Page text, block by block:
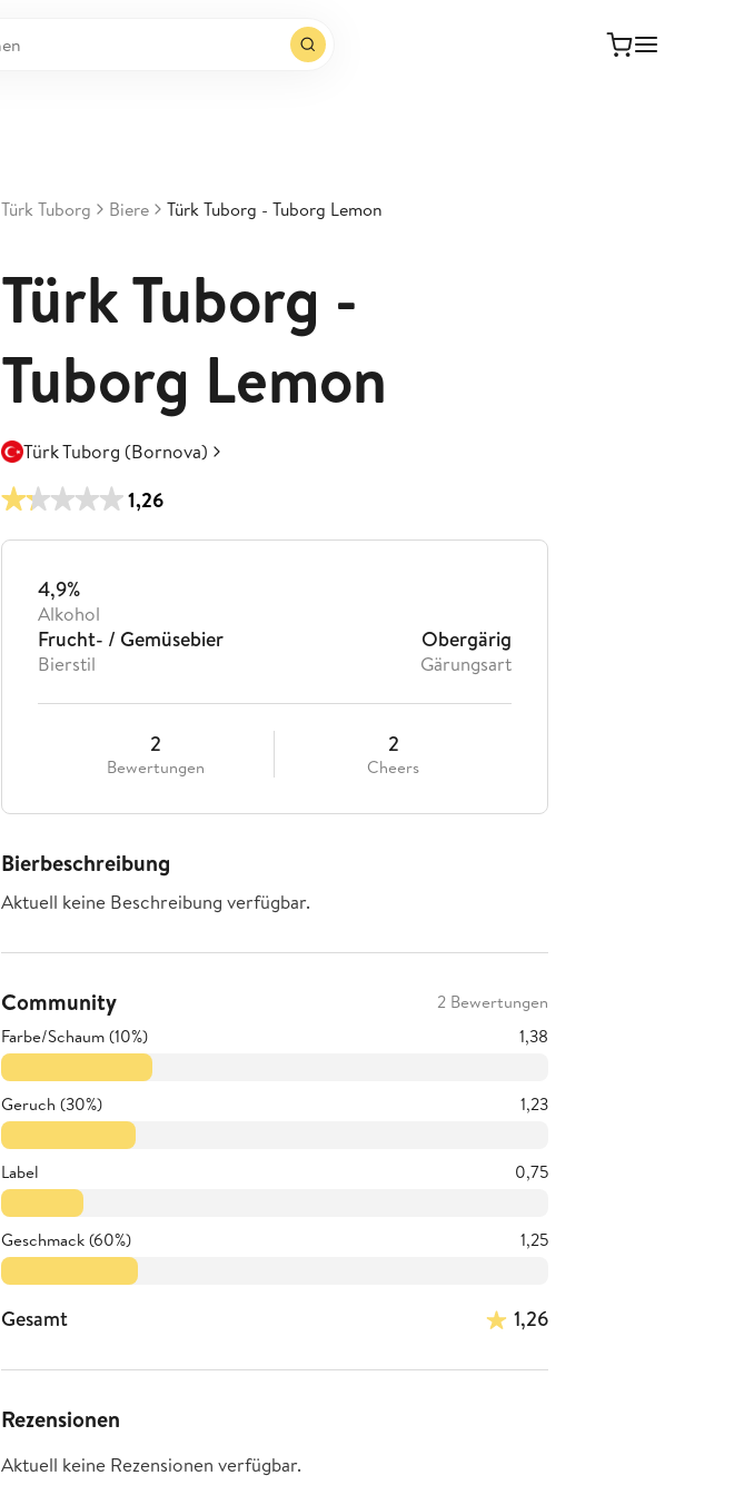
Türk Tuborg Biere Türk Tuborg - Tuborg Lemon
Türk Tuborg -
Tuborg Lemon
Türk Tuborg (Bornova)
1,26
4,9%
Alkohol
Frucht- / Gemüsebier
Bierstil
Obergärig
Gärungsart
2
Bewertungen
2
Cheers
Bierbeschreibung
Aktuell keine Beschreibung verfügbar.
Community
2 Bewertungen
Farbe/Schaum (10%)
1,38
Geruch (30%) 1,23
Label 0,75
Geschmack (60%) 1,25
Gesamt 1,26
Rezensionen
Aktuell keine Rezensionen verfügbar.